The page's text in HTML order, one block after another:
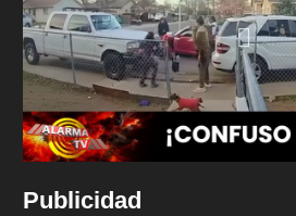
Publicidad